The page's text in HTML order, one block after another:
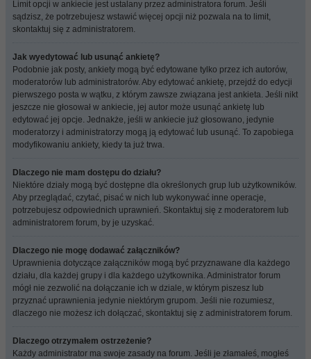
Limit opcji w ankiecie jest ustalany przez administratora forum. Jeśli
sądzisz, że potrzebujesz wstawić więcej opcji niż pozwala na to limit,
skontaktuj się z administratorem.
Jak wyedytować lub usunąć ankietę?
Podobnie jak posty, ankiety mogą być edytowane tylko przez ich autorów,
moderatorów lub administratorów. Aby edytować ankietę, przejdź do edycji
pierwszego posta w wątku, z którym zawsze związana jest ankieta. Jeśli nikt
jeszcze nie głosował w ankiecie, jej autor może usunąć ankietę lub
edytować jej opcje. Jednakże, jeśli w ankiecie już głosowano, jedynie
moderatorzy i administratorzy mogą ją edytować lub usunąć. To zapobiega
modyfikowaniu ankiety, kiedy ta już trwa.
Dlaczego nie mam dostępu do działu?
Niektóre działy mogą być dostępne dla określonych grup lub użytkowników.
Aby przeglądać, czytać, pisać w nich lub wykonywać inne operacje,
potrzebujesz odpowiednich uprawnień. Skontaktuj się z moderatorem lub
administratorem forum, by je uzyskać.
Dlaczego nie mogę dodawać załączników?
Uprawnienia dotyczące załączników mogą być przyznawane dla każdego
działu, dla każdej grupy i dla każdego użytkownika. Administrator forum
mógł nie zezwolić na dołączanie ich w dziale, w którym piszesz lub
przyznać uprawnienia jedynie niektórym grupom. Jeśli nie rozumiesz,
dlaczego nie możesz ich dołączać, skontaktuj się z administratorem forum.
Dlaczego otrzymałem ostrzeżenie?
Każdy administrator ma swoje zasady na forum. Jeśli je złamałeś, mogłeś